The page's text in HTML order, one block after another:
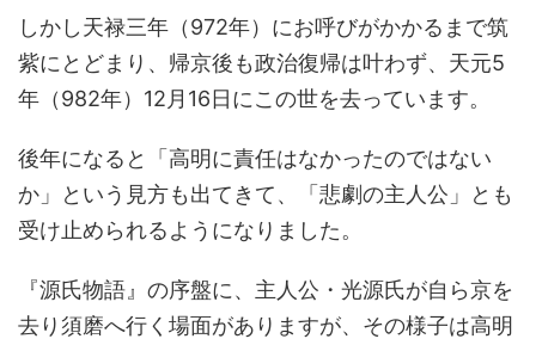
しかし天禄三年（972年）にお呼びがかかるまで筑
紫にとどまり、帰京後も政治復帰は叶わず、天元5
年（982年）12月16日にこの世を去っています。
後年になると「高明に責任はなかったのではない
か」という見方も出てきて、「悲劇の主人公」とも
受け止められるようになりました。
『源氏物語』の序盤に、主人公・光源氏が自ら京を
去り須磨へ行く場面がありますが、その様子は高明